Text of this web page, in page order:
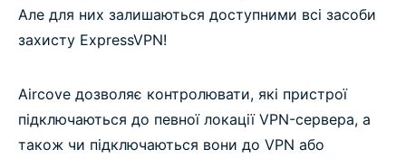
Але для них залишаються доступними всі засоби
захисту ExpressVPN!
Aircove дозволяє контролювати, які пристрої
підключаються до певної локації VPN-сервера, а
також чи підключаються вони до VPN або